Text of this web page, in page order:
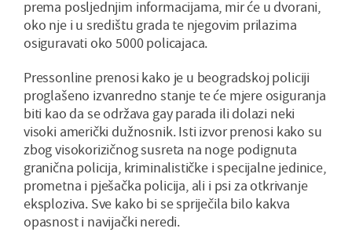
prema posljednjim informacijama, mir će u dvorani,
oko nje i u središtu grada te njegovim prilazima
osiguravati oko 5000 policajaca.
Pressonline prenosi kako je u beogradskoj policiji
proglašeno izvanredno stanje te će mjere osiguranja
biti kao da se održava gay parada ili dolazi neki
visoki američki dužnosnik. Isti izvor prenosi kako su
zbog visokorizičnog susreta na noge podignuta
granična policija, kriminalističke i specijalne jedinice,
prometna i pješačka policija, ali i psi za otkrivanje
eksploziva. Sve kako bi se spriječila bilo kakva
opasnost i navijački neredi.